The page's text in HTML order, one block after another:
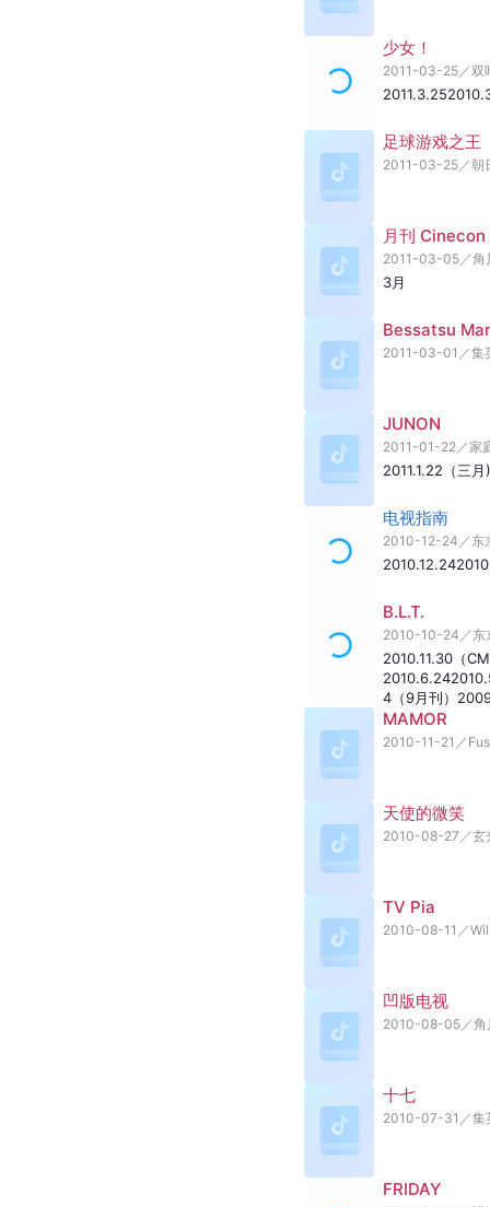
少女！
2011-03-25／双
2011.3.25
足球游戏之王
2011-03-25／朝
月刊
2011-03-05／角
3月
Bessatsu
2011-03-01 ／集
JUNON
2011-01-22／家
2011.1.22（三月)
电视指南
2010-12-24 ／ 东
2010.12.24
B.L.T.
2010-10-24 ／ 东
2010.11.30（
2010.6.24
4（9月刊）
MAMOR
2010-11-21 ／
天使的微笑
2010-08-27 ／玄
TV Pia
2010-08-11 ／
凹版电视
2010-08-05／角
十七
2010-07-31 ／集
FRIDAY